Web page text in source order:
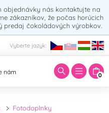
objednávky nás kontaktujte na
zákazníkov, že počas horúcich
predaj čokoládových výrobkov.
Vyberte jazyk:
nám 0
Fotodoplnky